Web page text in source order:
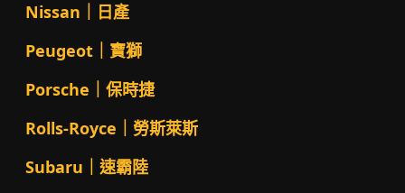
Nissan｜日產
Peugeot｜寶獅
Porsche｜保時捷
Rolls-Royce｜勞斯萊斯
Subaru｜速霸陸